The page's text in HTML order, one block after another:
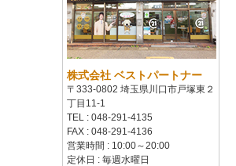
株式会社 ベストパートナー
〒333-0802 埼玉県川口市戸塚東２
丁目11-1
TEL : 048-291-4135
FAX : 048-291-4136
営業時間 : 10:00～20:00
定休日 : 毎週水曜日